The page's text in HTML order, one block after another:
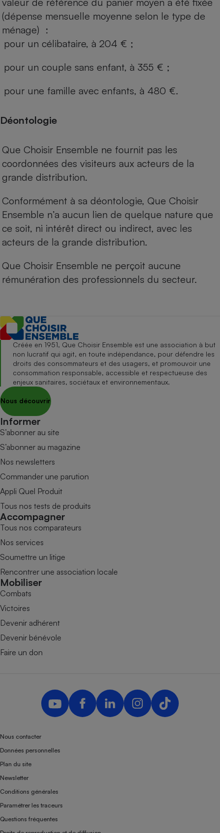
(dépense mensuelle moyenne selon le type de
ménage) :
pour un célibataire, à 204 € ;
pour un couple sans enfant, à 355 € ;
pour une famille avec enfants, à 480 €.
Déontologie
Que Choisir Ensemble ne fournit pas les
coordonnées des visiteurs aux acteurs de la
grande distribution.
Conformément à sa déontologie, Que Choisir
Ensemble n’a aucun lien de quelque nature que
ce soit, ni intérêt direct ou indirect, avec les
acteurs de la grande distribution.
Que Choisir Ensemble ne perçoit aucune
rémunération des professionnels du secteur.
Créée en 1951, Que Choisir Ensemble est une association à but
non lucratif qui agit, en toute indépendance, pour défendre les
droits des consommateurs et des usagers, et promouvoir une
consommation responsable, accessible et respectueuse des
enjeux sanitaires, sociétaux et environnementaux.
Nous découvrir
Informer
S’abonner au site
S’abonner au magazine
Nos newsletters
Commander une parution
Appli Quel Produit
Tous nos tests de produits
Accompagner
Tous nos comparateurs
Nos services
Soumettre un litige
Rencontrer une association locale
Mobiliser
Combats
Victoires
Devenir adhérent
Devenir bénévole
Faire un don
Nous contacter
Données personnelles
Plan du site
Newsletter
Conditions générales
Paramétrer les traceurs
Questions fréquentes